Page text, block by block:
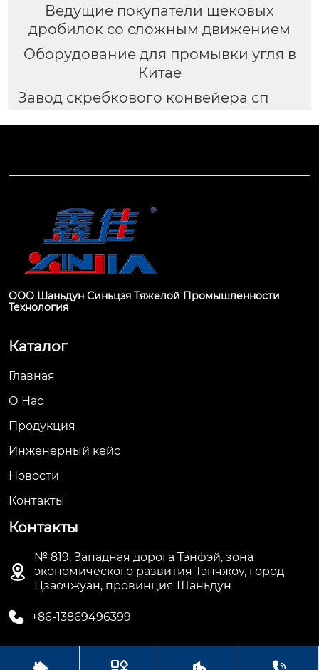
Ведущие покупатели щековых
дробилок со сложным движением
Оборудование для промывки угля в
Китае
Завод скребкового конвейера сп
ООО Шаньдун Синьцзя Тяжелой Промышленности
Технология
Каталог
Главная
О Hас
Продукция
Инженерный кейс
Новости
Контакты
Контакты

№ 819, Западная дорога Тэнфэй, зона
экономического развития Тэнчжоу, город
Цзаочжуан, провинция Шаньдун
 +86-13869496399